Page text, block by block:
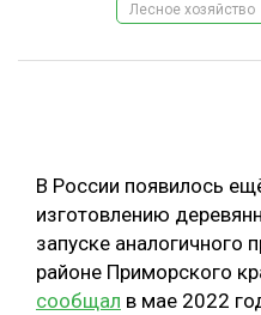
ЛЕСОЗАГОТОВКА
ОБРАБОТКА ДРЕВЕСИНЫ
ЛЕСОВОССТАНОВЛЕНИЕ И
ЛОГИСТИКА
ПРОИЗВОДСТВО ДРЕВЕСНЫХ
ТЕМАТИЧЕСКИЕ ПРОЕКТЫ
ПОДБОРКИ СТАТЕЙ
Лесное хозяйство
В России появилось
изготовлению
запуске аналогичного
районе Приморского
сообщал в мае 2022